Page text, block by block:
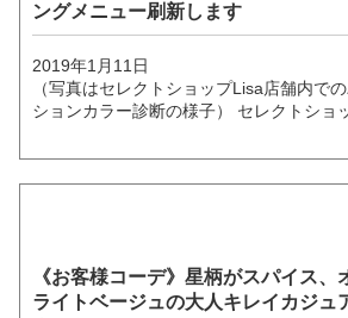
ングメニュー刷新します
2019年1月11日
（写真はセレクトショップLisa店舗内で
ションカラー診断の様子） セレクトシ
《お客様コーデ》星柄がスパイス、
ライトベージュの大人キレイカジュ